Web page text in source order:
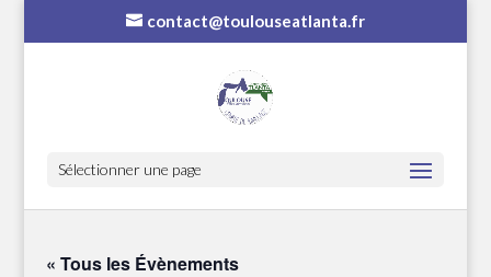
contact@toulouseatlanta.fr
Sélectionner une page
« Tous les Évènements